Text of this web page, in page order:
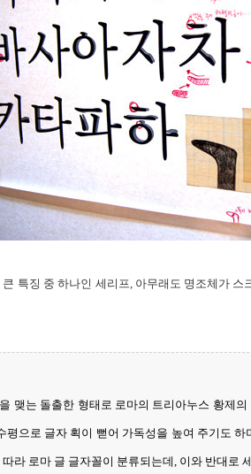
특징 중 하나인 세리프, 아무래도 명조체가 스
맺는 돌출한 형태로 로마의 트리아누스 황제
평으로 글자 획이 뻗어 가독성을 높여 주기도
라 로마 글 글자꼴이 분류되는데, 이와 반대로